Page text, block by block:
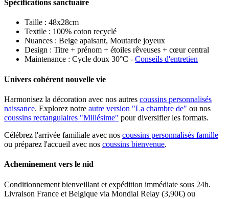
Spécifications sanctuaire
Taille : 48x28cm
Textile : 100% coton recyclé
Nuances : Beige apaisant, Moutarde joyeux
Design : Titre + prénom + étoiles rêveuses + cœur central
Maintenance : Cycle doux 30°C - Conseils d'entretien
Univers cohérent nouvelle vie
Harmonisez la décoration avec nos autres coussins personnalisés
naissance. Explorez notre autre version "La chambre de" ou nos
coussins rectangulaires "Millésime" pour diversifier les formats.
Célébrez l'arrivée familiale avec nos coussins personnalisés famille
ou préparez l'accueil avec nos coussins bienvenue.
Acheminement vers le nid
Conditionnement bienveillant et expédition immédiate sous 24h.
Livraison France et Belgique via Mondial Relay (3,90€) ou